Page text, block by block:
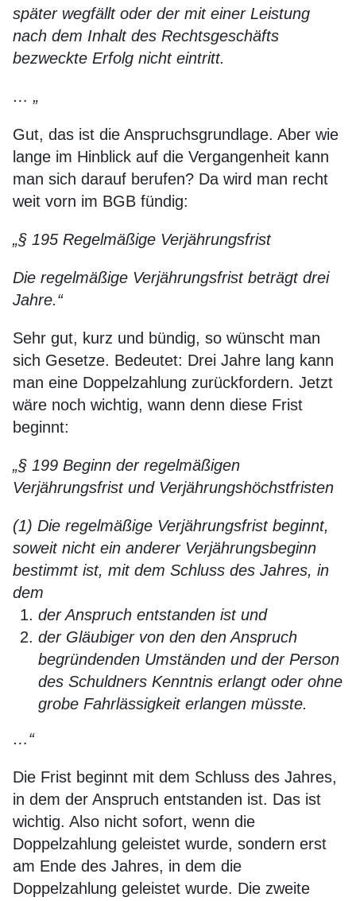
später wegfällt oder der mit einer Leistung
nach dem Inhalt des Rechtsgeschäfts
bezweckte Erfolg nicht eintritt.
… „
Gut, das ist die Anspruchsgrundlage. Aber wie
lange im Hinblick auf die Vergangenheit kann
man sich darauf berufen? Da wird man recht
weit vorn im BGB fündig:
„§ 195 Regelmäßige Verjährungsfrist
Die regelmäßige Verjährungsfrist beträgt drei
Jahre.“
Sehr gut, kurz und bündig, so wünscht man
sich Gesetze. Bedeutet: Drei Jahre lang kann
man eine Doppelzahlung zurückfordern. Jetzt
wäre noch wichtig, wann denn diese Frist
beginnt:
„§ 199 Beginn der regelmäßigen
Verjährungsfrist und Verjährungshöchstfristen
(1) Die regelmäßige Verjährungsfrist beginnt,
soweit nicht ein anderer Verjährungsbeginn
bestimmt ist, mit dem Schluss des Jahres, in
dem
der Anspruch entstanden ist und
der Gläubiger von den den Anspruch
begründenden Umständen und der Person
des Schuldners Kenntnis erlangt oder ohne
grobe Fahrlässigkeit erlangen müsste.
…“
Die Frist beginnt mit dem Schluss des Jahres,
in dem der Anspruch entstanden ist. Das ist
wichtig. Also nicht sofort, wenn die
Doppelzahlung geleistet wurde, sondern erst
am Ende des Jahres, in dem die
Doppelzahlung geleistet wurde. Die zweite